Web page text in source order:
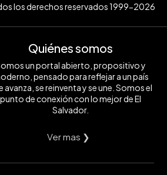
los derechos reservados 1999-2026
Quiénes somos
un portal abierto, propositivo y
pensado para reflejar a un país
avanza, se reinventa y se une. Somos el
punto de conexión con lo mejor de El
Salvador.
Ver mas ❯